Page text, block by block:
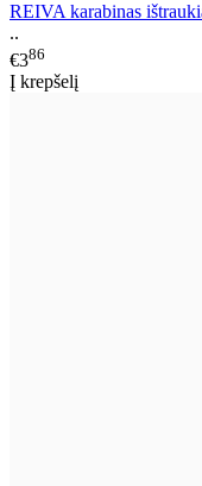
REIVA karabinas
..
€386
Į krepšelį